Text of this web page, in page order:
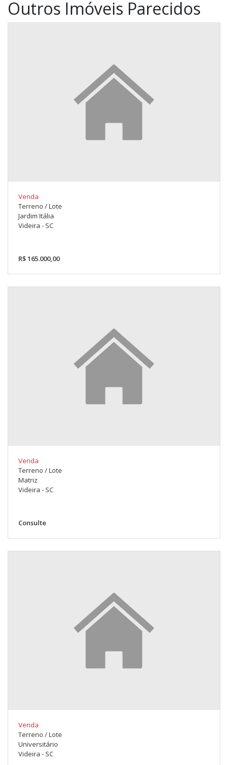
Outros Imóveis Parecidos
Venda
Terreno / Lote
Jardim Itália
Videira - SC
R$ 165.000,00
Venda
Terreno / Lote
Matriz
Videira - SC
Consulte
Venda
Terreno / Lote
Universitário
Videira - SC